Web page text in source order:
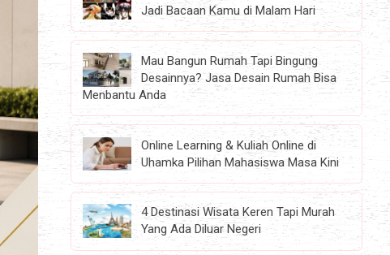
Jadi Bacaan Kamu di Malam Hari
Mau Bangun Rumah Tapi Bingung
Desainnya? Jasa Desain Rumah Bisa
Menbantu Anda
Online Learning & Kuliah Online di
Uhamka Pilihan Mahasiswa Masa Kini
4 Destinasi Wisata Keren Tapi Murah
Yang Ada Diluar Negeri